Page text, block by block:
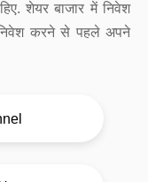
शेयर बाजार में निवेश
निवेश करने से पहले अपने